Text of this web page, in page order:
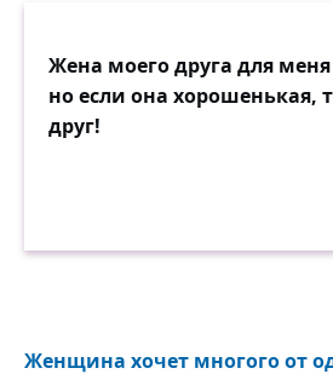
Жена моего друга для
но если она хорошенькая,
друг!
Женщина хочет многого от